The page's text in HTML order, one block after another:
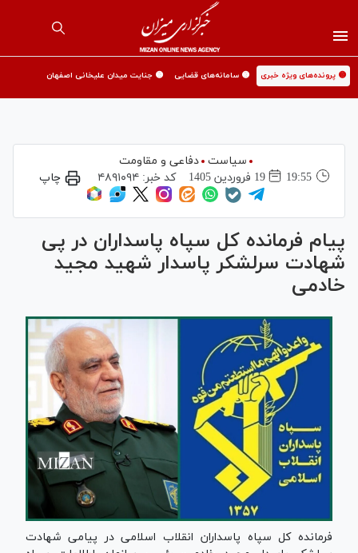
🟡 پرونده‌های ویژه خبری 🟡 سامانه‌های قضایی 🟡 جنایت میدان علیخانی اصفهان
سیاست
دفاعی و مقاومت
19:55
19 فروردين 1405 کد خبر:۴۸۹۱۰۹۴ چاپ
پیام فرمانده کل سپاه پاسداران در پی
شهادت سرلشکر پاسدار شهید مجید
خادمی
فرمانده کل سپاه پاسداران انقلاب اسلامی در پیامی شهادت